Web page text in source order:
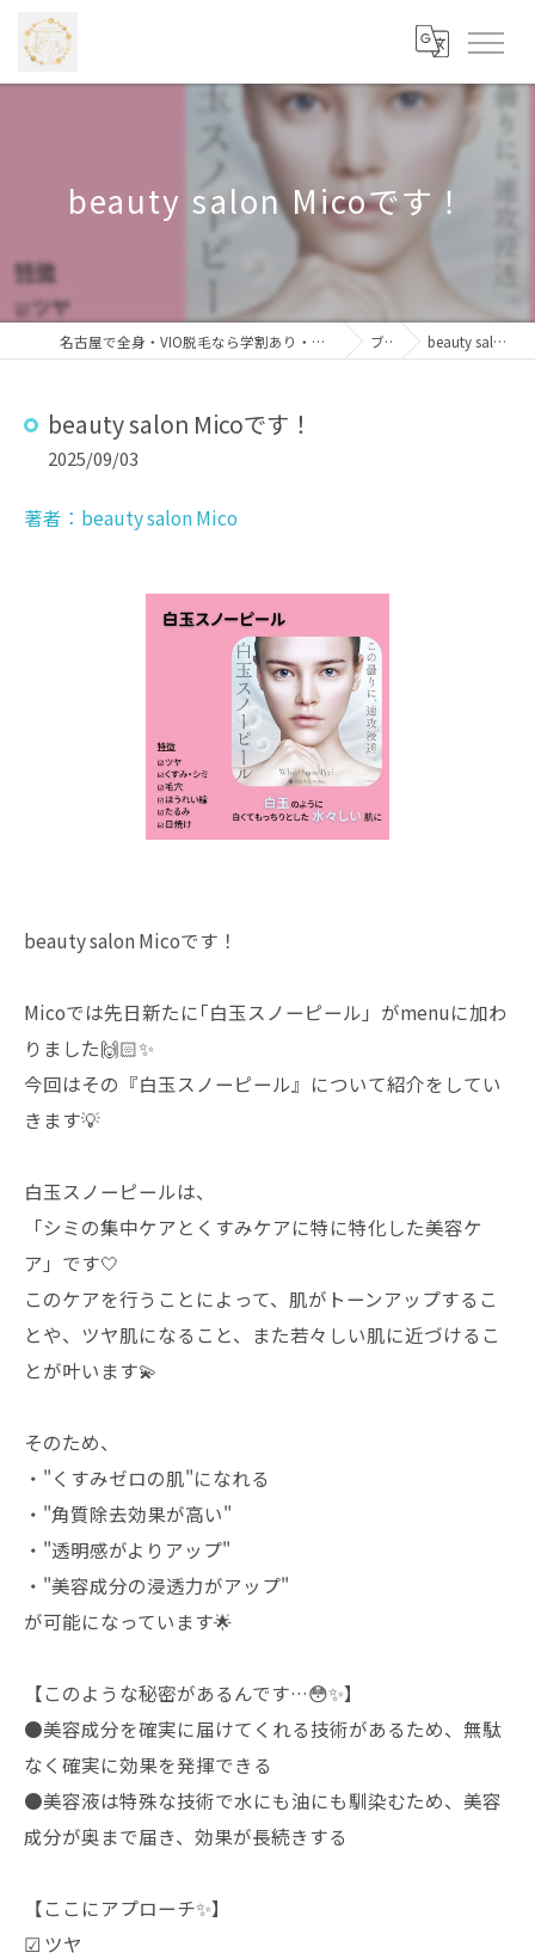
beauty salon Micoです！
名古屋で全身・VIO脱毛なら学割あり・安心価格の「beauty salon Mico 藤が丘店」 ブログ beauty salon Micoです！
beauty salon Micoです！
2025/09/03
著者：beauty salon Mico
beauty salon Micoです！
Micoでは先日新たに｢白玉スノーピール」がmenuに加わ
りました🙌🏻✨
今回はその『白玉スノーピール』について紹介をしてい
きます💡
白玉スノーピールは、
「シミの集中ケアとくすみケアに特に特化した美容ケ
ア」です🤍
このケアを行うことによって、肌がトーンアップするこ
とや、ツヤ肌になること、また若々しい肌に近づけるこ
とが叶います💫
そのため、
・"くすみゼロの肌"になれる
・"角質除去効果が高い"
・"透明感がよりアップ"
・"美容成分の浸透力がアップ"
が可能になっています🌟
【このような秘密があるんです…😳✨】
●美容成分を確実に届けてくれる技術があるため、無駄
なく確実に効果を発揮できる
●美容液は特殊な技術で水にも油にも馴染むため、美容
成分が奥まで届き、効果が長続きする
【ここにアプローチ✨】
☑︎ ツヤ